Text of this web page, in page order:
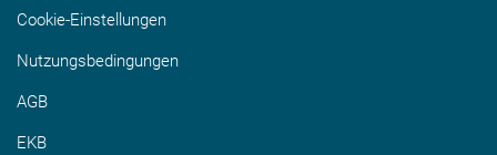
Cookie-Einstellungen
Nutzungsbedingungen
AGB
EKB